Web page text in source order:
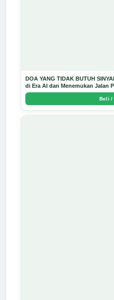
DOA YANG TIDAK BUTUH
di Era AI dan Menemukan Jalan
Arda Dinata
Beli /